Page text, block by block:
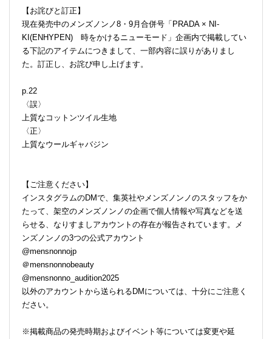
【お詫びと訂正】
現在発売中のメンズノンノ8・9月合併号「PRADA × NI-
KI(ENHYPEN) 時をかけるニューモード」企画内で掲載してい
る下記のアイテムにつきまして、一部内容に誤りがありまし
た。訂正し、お詫び申し上げます。
p.22
〈誤〉
上質なコットンツイル生地
〈正〉
上質なウールギャバジン
【ご注意ください】
インスタグラムのDMで、集英社やメンズノンノのスタッフをか
たって、架空のメンズノンノの企画で個人情報や写真などを送
らせる、なりすましアカウントの存在が報告されています。メ
ンズノンノの3つの公式アカウント
@mensnonnojp
＠mensnonnobeauty
@mensnonno_audition2025
以外のアカウントから送られるDMについては、十分にご注意く
ださい。
※掲載商品の発売時期およびイベント等については変更や延